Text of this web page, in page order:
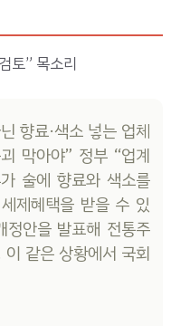
토” 목소리
향료·색소 넣는 업체
막아야” 정부 “업계
술에 향료와 색소를
제혜택을 받을 수 있
안을 발표해 전통주
같은 상황에서 국회